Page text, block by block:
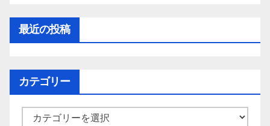
最近の投稿
カテゴリー